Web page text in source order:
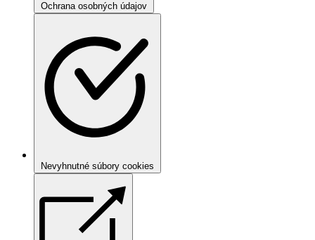
Ochrana osobných údajov
Nevyhnutné súbory cookies